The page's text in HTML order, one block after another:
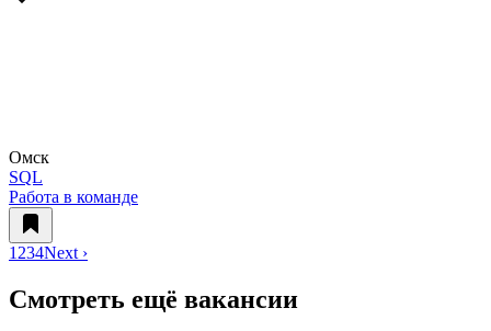
Омск
SQL
Работа в команде
1 234Next ›
Смотреть ещё вакансии